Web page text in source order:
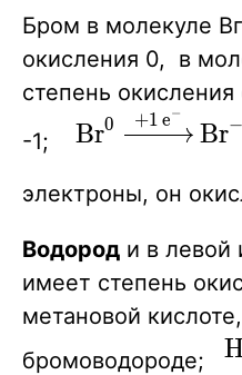
> СO2
+ НВг}
Бром в молекуле Вг
окисления 0, в
степень
-1; \ce{Br^{0}
Br^{-1}}
BrX
0 +1 eX
−
Br−
электроны, он
Водород и в левой
имеет степень
метановой
бромоводороде;